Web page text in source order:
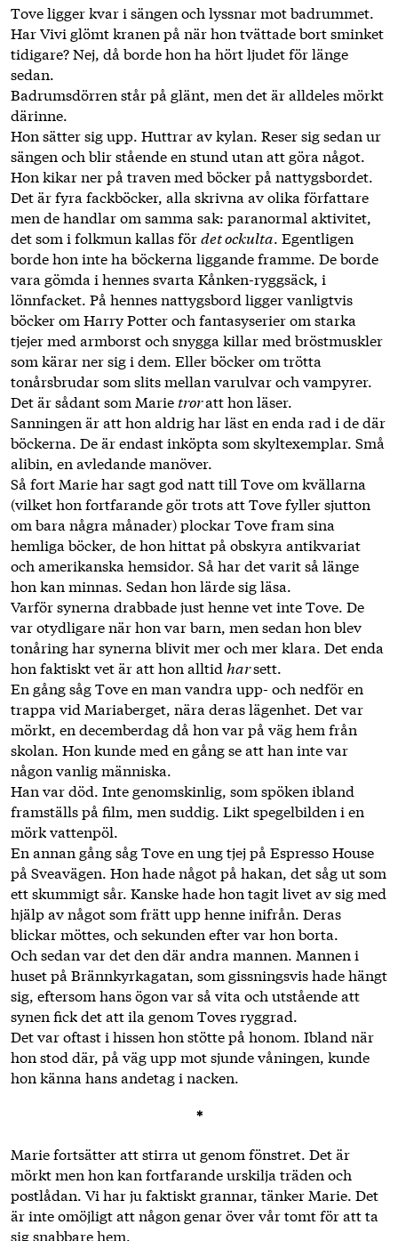
Tove ligger kvar i sängen och lyssnar mot badrummet.
Har Vivi glömt kranen på när hon tvättade bort sminket
tidigare? Nej, då borde hon ha hört ljudet för länge
sedan.
Badrumsdörren står på glänt, men det är alldeles mörkt
därinne.
Hon sätter sig upp. Huttrar av kylan. Reser sig sedan ur
sängen och blir stående en stund utan att göra något.
Hon kikar ner på traven med böcker på nattygsbordet.
Det är fyra fackböcker, alla skrivna av olika författare
men de handlar om samma sak: paranormal aktivitet,
det som i folkmun kallas fördet ockulta. Egentligen
borde hon inte ha böckerna liggande framme. De borde
vara gömda i hennes svarta Kånken-ryggsäck, i
lönnfacket. På hennes nattygsbord ligger vanligtvis
böcker om Harry Potter och fantasyserier om starka
tjejer med armborst och snygga killar med bröstmuskler
som kärar ner sig i dem. Eller böcker om trötta
tonårsbrudar som slits mellan varulvar och vampyrer.
Det är sådant som Marie troratt hon läser.
Sanningen är att hon aldrig har läst en enda rad i de där
böckerna. De är endast inköpta som skyltexemplar. Små
alibin, en avledande manöver.
Så fort Marie har sagt god natt till Tove om kvällarna
(vilket hon fortfarande gör trots att Tove fyller sjutton
om bara några månader) plockar Tove fram sina
hemliga böcker, de hon hittat på obskyra ­antikvariat
och amerikanska hemsidor. Så har det varit så länge
hon kan minnas. Sedan hon lärde sig läsa.
Varför synerna drabbade just henne vet inte Tove. De
var otydligare när hon var barn, men sedan hon blev
tonåring har synerna blivit mer och mer klara. Det enda
hon faktiskt vet är att hon alltid harsett.
En gång såg Tove en man vandra upp- och nedför en
trappa vid Mariaberget, nära deras lägenhet. Det var
mörkt, en decemberdag då hon var på väg hem från
skolan. Hon kunde med en gång se att han inte var
någon vanlig människa.
Han var död. Inte genomskinlig, som spöken ibland
framställs på film, men suddig. Likt spegelbilden i en
mörk vattenpöl.
En annan gång såg Tove en ung tjej på Espresso House
på Sveavägen. Hon hade något på hakan, det såg ut som
ett skummigt sår. Kanske hade hon tagit livet av sig med
hjälp av något som frätt upp henne inifrån. Deras
blickar möttes, och sekunden efter var hon borta.
Och sedan var det den där andra mannen. Mannen i
huset på Brännkyrkagatan, som gissningsvis hade hängt
sig, eftersom hans ögon var så vita och utstående att
synen fick det att ila genom Toves ryggrad.
Det var oftast i hissen hon stötte på honom. Ibland när
hon stod där, på väg upp mot sjunde våningen, kunde
hon känna hans andetag i nacken.
*
Marie fortsätter att stirra ut genom fönstret. Det är
mörkt men hon kan fortfarande urskilja träden och
postlådan. Vi har ju faktiskt ­grannar, tänker Marie. Det
är inte omöjligt att någon genar över vår tomt för att ta
sig snabbare hem.